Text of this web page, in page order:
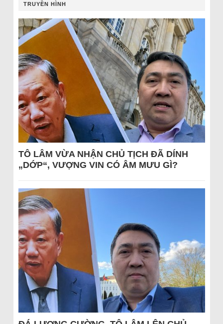
TRUYỀN HÌNH
TÔ LÂM VỪA NHẬN CHỦ TỊCH ĐÃ DÍNH
„DỚP“, VƯỢNG VIN CÓ ÂM MƯU GÌ?